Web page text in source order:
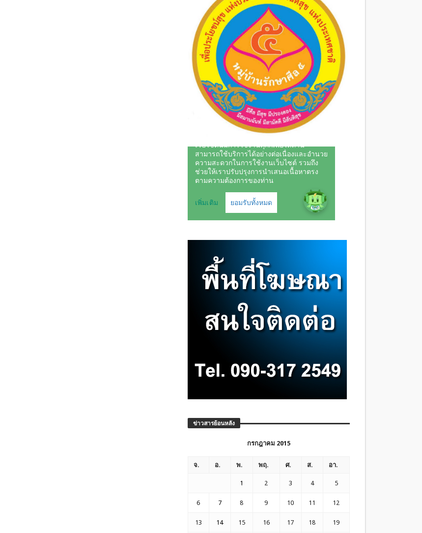
ข่าวสารย้อนหลัง
กรกฎาคม 2015
จ. อ. พ. พฤ. ศ. ส. อา.
1 2 3 4 5
6 7 8 9 10 11 12
13 14 15 16 17 18 19